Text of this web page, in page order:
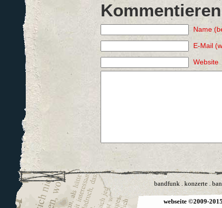
Kommentieren
Name
E-Mail
Website
bandfunk. konzerte.
webseite ©2009-